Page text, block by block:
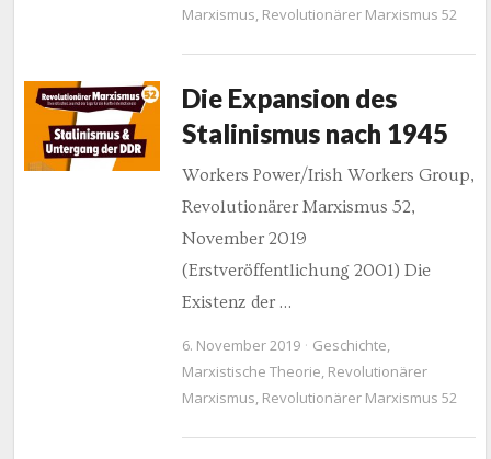
Marxismus, Revolutionärer Marxismus 52
Die Expansion des
Stalinismus nach 1945
Workers Power/Irish Workers Group,
Revolutionärer Marxismus 52,
November 2019
(Erstveröffentlichung 2001) Die
Existenz der …
6. November 2019 Geschichte,
Marxistische Theorie, Revolutionärer
Marxismus, Revolutionärer Marxismus 52